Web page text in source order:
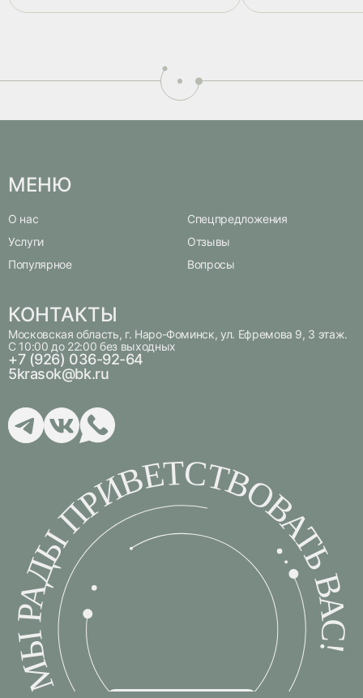
состоит из глубокой проработки
руки – это
Программа
бальзамы
МЕНЮ
О нас
Услуги
Популярное
Спецпредложения
Отзывы
Вопросы
КОНТАКТЫ
Московская область, г. Наро-Фоминск, ул. Ефремова 9, 3 этаж.
С 10:00 до 22:00 без выходных
+7 (926) 036-92-64
5krasok@bk.ru
МЫ РАДЫ ПРИВЕТСТВОВАТЬ ВАС!